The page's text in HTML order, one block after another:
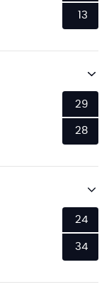
13
29
28
24
34